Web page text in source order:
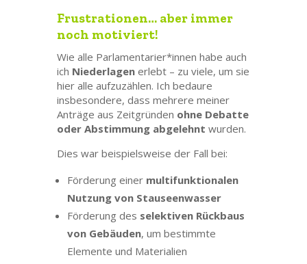
Frustrationen… aber immer
noch motiviert!
Wie alle Parlamentarier*innen habe auch
ich Niederlagenerlebt – zu viele, um sie
hier alle aufzuzählen. Ich bedaure
insbesondere, dass mehrere meiner
Anträge aus Zeitgründen ohne Debatte
oder Abstimmung abgelehnt wurden.
Dies war beispielsweise der Fall bei:
Förderung einer multifunktionalen
Nutzung von Stauseenwasser
Förderung des selektiven Rückbaus
von Gebäuden, um bestimmte
Elemente und Materialien